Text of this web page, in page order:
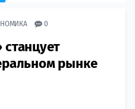
0
рынке